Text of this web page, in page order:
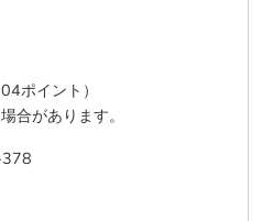
ポイント）
合があります。